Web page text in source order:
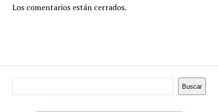
Los comentarios están cerrados.
Buscar